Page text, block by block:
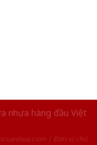
nhựa hàng đầu Việt
| Đơn vị chủ